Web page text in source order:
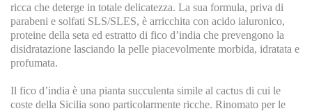
ricca che deterge in totale delicatezza. La sua formula, priva di
parabeni e solfati SLS/SLES, è arricchita con acido ialuronico,
proteine della seta ed estratto di fico d’india che prevengono la
disidratazione lasciando la pelle piacevolmente morbida, idratata e
profumata.
Il fico d’india è una pianta succulenta simile al cactus di cui le
coste della Sicilia sono particolarmente ricche. Rinomato per le